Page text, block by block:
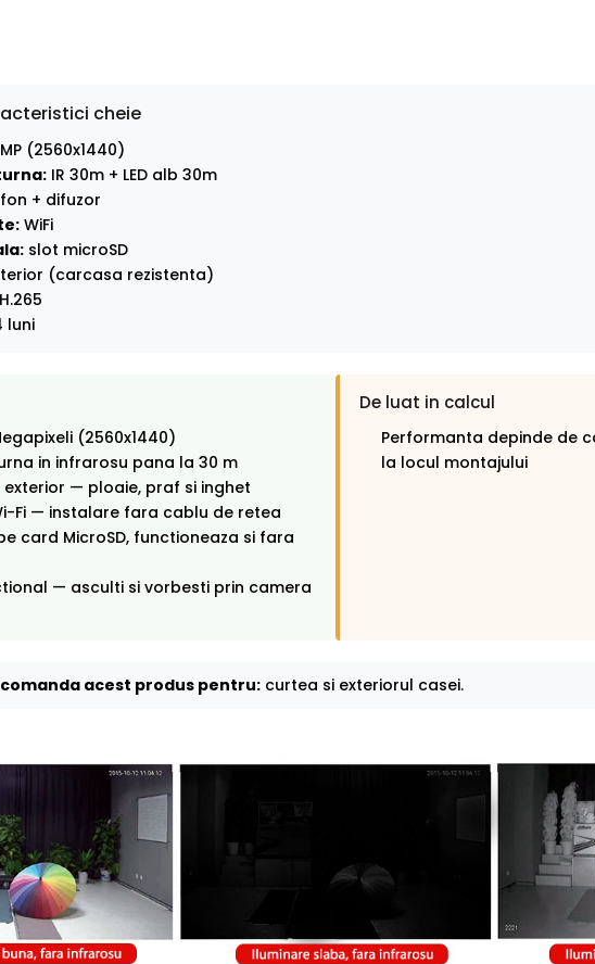
cheie
(2560x1440)
IR 30m + LED alb 30m
+ difuzor
WiFi
slot microSD
(carcasa rezistenta)
H.265
luni
(2560x1440)
in infrarosu pana la 30 m
exterior — ploaie, praf si inghet
Fi — instalare fara cablu de retea
card MicroSD, functioneaza si fara
— asculti si vorbesti prin camera
De luat in calcul
Performanta depinde de
la locul montajului
acest produs pentru: curtea si exteriorul casei.